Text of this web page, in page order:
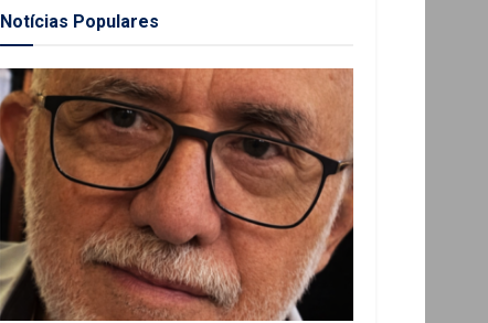
Notícias Populares